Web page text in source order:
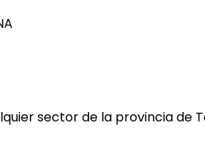
sector de la provincia de